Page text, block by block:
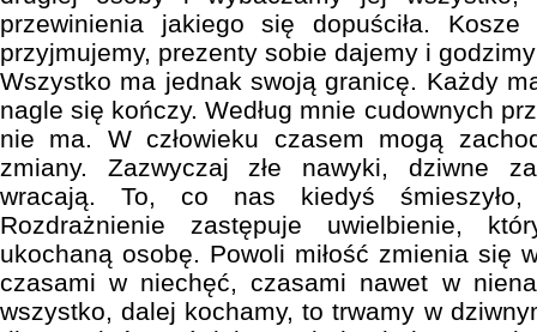
przewinienia jakiego się dopuściła.
przyjmujemy, prezenty sobie dajemy i
Wszystko ma jednak swoją granicę. Każdy
nagle się kończy. Według mnie cudownych
nie ma. W człowieku czasem mogą
zmiany. Zazwyczaj złe nawyki, dziwne
wracają. To, co nas kiedyś
Rozdrażnienie zastępuje uwielbienie,
ukochaną osobę. Powoli miłość zmienia się
czasami w niechęć, czasami nawet w
wszystko, dalej kochamy, to trwamy w